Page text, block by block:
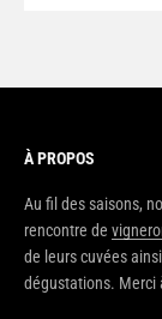
À PROPOS
Au fil des saisons,
rencontre de
de leurs cuvées
dégustations. Merci